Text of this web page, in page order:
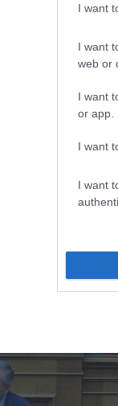
I want
I want
web or
I want
or app.
I want
I want
προϊστάμενος της
και Κώστας